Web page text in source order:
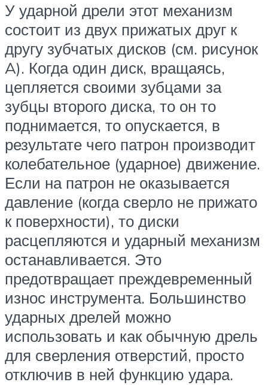
У ударной дрели этот механизм
состоит из двух прижатых друг к
другу зубчатых дисков (см. рисунок
A). Когда один диск, вращаясь,
цепляется своими зубцами за
зубцы второго диска, то он то
поднимается, то опускается, в
результате чего патрон производит
колебательное (ударное) движение.
Если на патрон не оказывается
давление (когда сверло не прижато
к поверхности), то диски
расцепляются и ударный механизм
останавливается. Это
предотвращает преждевременный
износ инструмента. Большинство
ударных дрелей можно
использовать и как обычную дрель
для сверления отверстий, просто
отключив в ней функцию удара.